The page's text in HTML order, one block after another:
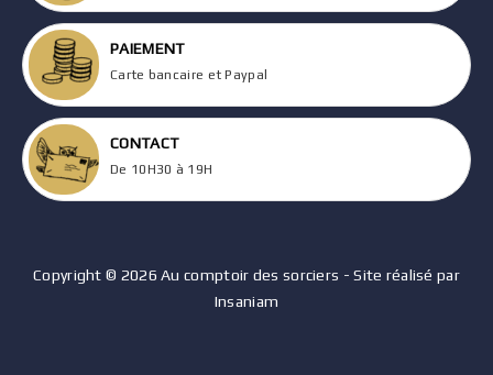
PAIEMENT
Carte bancaire et Paypal
CONTACT
De 10H30 à 19H
Copyright © 2026 Au comptoir des sorciers - Site réalisé par
Insaniam